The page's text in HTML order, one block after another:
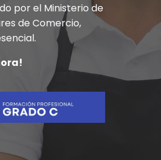
por el Ministerio de
de Comercio,